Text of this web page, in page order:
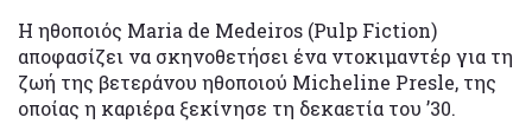
Η ηθοποιός Maria de Medeiros (Pulp Fiction)
αποφασίζει να σκηνοθετήσει ένα ντοκιμαντέρ για τη
ζωή της βετεράνου ηθοποιού Micheline Presle, της
οποίας η καριέρα ξεκίνησε τη δεκαετία του ’30.